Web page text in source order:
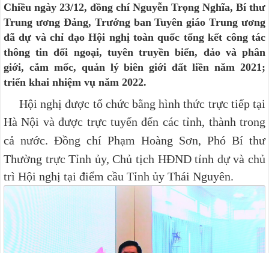
Chiều ngày 23/12, đồng chí Nguyễn Trọng Nghĩa, Bí thư
Trung ương Đảng, Trưởng ban Tuyên giáo Trung ương
đã dự và chỉ đạo Hội nghị toàn quốc tổng kết công tác
thông tin đối ngoại, tuyên truyền biển, đảo và phân
giới, cắm mốc, quản lý biên giới đất liền năm 2021;
triển khai nhiệm vụ năm 2022.
Hội nghị được tổ chức bằng hình thức trực tiếp tại
Hà Nội và được trực tuyến đến các tỉnh, thành trong
cả nước. Đồng chí Phạm Hoàng Sơn, Phó Bí thư
Thường trực Tỉnh ủy, Chủ tịch HĐND tỉnh dự và chủ
trì Hội nghị tại điểm cầu Tỉnh ủy Thái Nguyên.